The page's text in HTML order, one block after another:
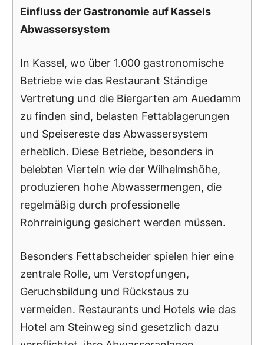
Einfluss der Gastronomie auf Kassels
Abwassersystem
In Kassel, wo über 1.000 gastronomische
Betriebe wie das Restaurant Ständige
Vertretung und die Biergarten am Auedamm
zu finden sind, belasten Fettablagerungen
und Speisereste das Abwassersystem
erheblich. Diese Betriebe, besonders in
belebten Vierteln wie der Wilhelmshöhe,
produzieren hohe Abwassermengen, die
regelmäßig durch professionelle
Rohrreinigung gesichert werden müssen.
Besonders Fettabscheider spielen hier eine
zentrale Rolle, um Verstopfungen,
Geruchsbildung und Rückstaus zu
vermeiden. Restaurants und Hotels wie das
Hotel am Steinweg sind gesetzlich dazu